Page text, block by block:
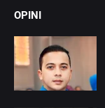
OPINI